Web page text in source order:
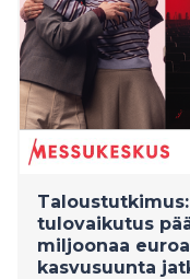
tulovaikutus
miljoonaa
kasvusuunta